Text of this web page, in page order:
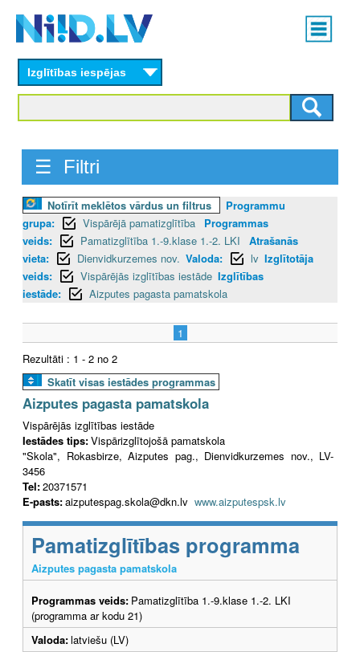
content
Main
menu
Izglītības iespējas
☰ Filtri
Notīrīt meklētos vārdus un filtrus
Programmu
grupa:
Vispārējā pamatizglītība
Programmas
veids:
Pamatizglītība 1.-9.klase 1.-2. LKI
Atrašanās
vieta:
Dienvidkurzemes nov. Valoda: lv Izglītotāja
veids:
Vispārējās izglītības iestāde Izglītības
iestāde:
Aizputes pagasta pamatskola
1
Rezultāti : 1 - 2 no 2
Skatīt visas iestādes programmas
Aizputes pagasta pamatskola
Vispārējās izglītības iestāde
Iestādes tips:Vispārizglītojošā pamatskola
"Skola", Rokasbirze, Aizputes pag., Dienvidkurzemes nov., LV-
3456
Tel:20371571
E-pasts:aizputespag.skola@dkn.lv www.aizputespsk.lv
Pamatizglītības programma
Aizputes pagasta pamatskola
Programmas veids: Pamatizglītība 1.-9.klase 1.-2. LKI
(programma ar kodu 21)
Valoda:latviešu (LV)